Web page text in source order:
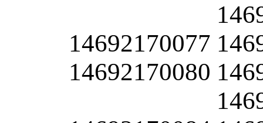
14692170077
14692170080